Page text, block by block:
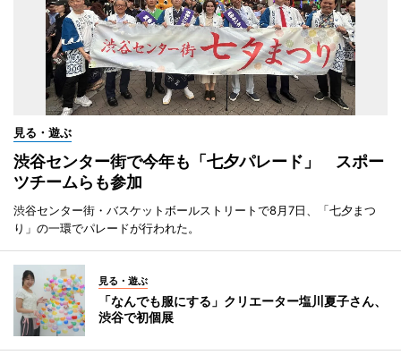
見る・遊ぶ
渋谷センター街で今年も「七夕パレード」 スポー
ツチームらも参加
渋谷センター街・バスケットボールストリートで8月7日、「七夕まつ
り」の一環でパレードが行われた。
見る・遊ぶ
「なんでも服にする」クリエーター塩川夏子さん、
渋谷で初個展